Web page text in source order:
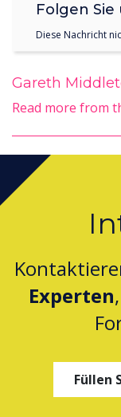
Gareth
Read more from
Experten
Füllen
Folgen Sie
Diese Nachricht